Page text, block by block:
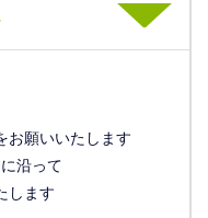
お願いいたします
沿って
します